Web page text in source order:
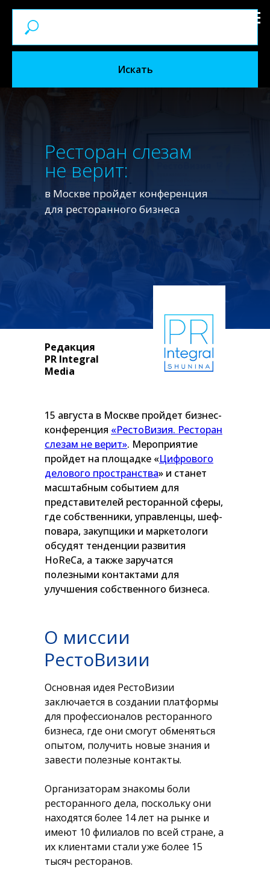
Искать
Ресторан слезам
не верит:
в Москве пройдет конференция
для ресторанного бизнеса
15 августа в Москве пройдет бизнес-
конференция «РестоВизия. Ресторан
слезам не верит». Мероприятие
пройдет на площадке «Цифрового
делового пространства» и станет
масштабным событием для
представителей ресторанной сферы,
где собственники, управленцы, шеф-
повара, закупщики и маркетологи
обсудят тенденции развития
HoReCa, а также заручатся
полезными контактами для
улучшения собственного бизнеса.
Редакция
PR Integral
Media
О миссии
РестоВизии
Основная идея РестоВизии
заключается в создании платформы
для профессионалов ресторанного
бизнеса, где они смогут обменяться
опытом, получить новые знания и
завести полезные контакты.
Организаторам знакомы боли
ресторанного дела, поскольку они
находятся более 14 лет на рынке и
имеют 10 филиалов по всей стране, а
их клиентами стали уже более 15
тысяч ресторанов.